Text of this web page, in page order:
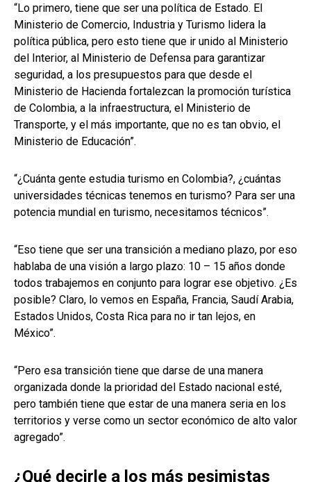
“Lo primero, tiene que ser una política de Estado. El
Ministerio de Comercio, Industria y Turismo lidera la
política pública, pero esto tiene que ir unido al Ministerio
del Interior, al Ministerio de Defensa para garantizar
seguridad, a los presupuestos para que desde el
Ministerio de Hacienda fortalezcan la promoción turística
de Colombia, a la infraestructura, el Ministerio de
Transporte, y el más importante, que no es tan obvio, el
Ministerio de Educación”.
“¿Cuánta gente estudia turismo en Colombia?, ¿cuántas
universidades técnicas tenemos en turismo? Para ser una
potencia mundial en turismo, necesitamos técnicos”.
“Eso tiene que ser una transición a mediano plazo, por eso
hablaba de una visión a largo plazo: 10 – 15 años donde
todos trabajemos en conjunto para lograr ese objetivo. ¿Es
posible? Claro, lo vemos en España, Francia, Saudí Arabia,
Estados Unidos, Costa Rica para no ir tan lejos, en
México”.
“Pero esa transición tiene que darse de una manera
organizada donde la prioridad del Estado nacional esté,
pero también tiene que estar de una manera seria en los
territorios y verse como un sector económico de alto valor
agregado”.
¿Qué decirle a los más pesimistas